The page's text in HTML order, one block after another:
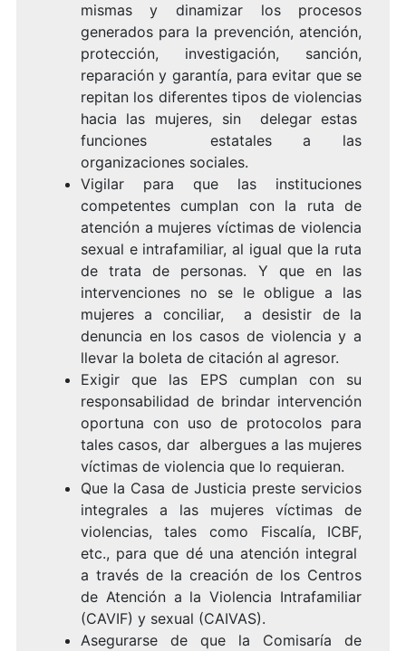
mismas y dinamizar los procesos
generados para la prevención, atención,
protección, investigación, sanción,
reparación y garantía, para evitar que se
repitan los diferentes tipos de violencias
hacia las mujeres, sin delegar estas
funciones estatales a las
organizaciones sociales.
Vigilar para que las instituciones
competentes cumplan con la ruta de
atención a mujeres víctimas de violencia
sexual e intrafamiliar, al igual que la ruta
de trata de personas. Y que en las
intervenciones no se le obligue a las
mujeres a conciliar, a desistir de la
denuncia en los casos de violencia y a
llevar la boleta de citación al agresor.
Exigir que las EPS cumplan con su
responsabilidad de brindar intervención
oportuna con uso de protocolos para
tales casos, dar albergues a las mujeres
víctimas de violencia que lo requieran.
Que la Casa de Justicia preste servicios
integrales a las mujeres víctimas de
violencias, tales como Fiscalía, ICBF,
etc., para que dé una atención integral
a través de la creación de los Centros
de Atención a la Violencia Intrafamiliar
(CAVIF) y sexual (CAIVAS).
Asegurarse de que la Comisaría de